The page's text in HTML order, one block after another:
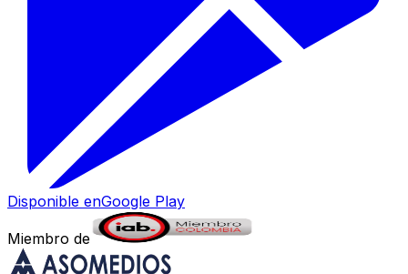
Disponible enGoogle Play
Miembro de